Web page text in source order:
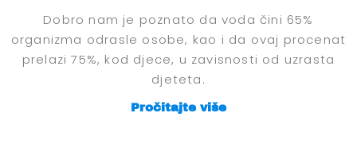
Dobro nam je poznato da voda čini 65%
organizma odrasle osobe, kao i da ovaj procenat
prelazi 75%, kod djece, u zavisnosti od uzrasta
djeteta.
Pročitajte više